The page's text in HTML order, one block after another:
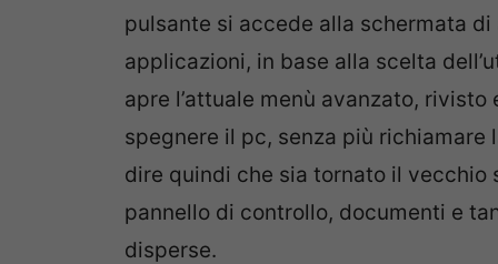
pulsante si accede alla schermata
applicazioni, in base alla scelta
apre l’attuale menù avanzato,
spegnere il pc, senza più richiamare
dire quindi che sia tornato il
pannello di controllo, documenti e
disperse.